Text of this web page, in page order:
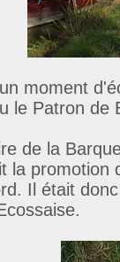
moment
le Patron de
de la
la promotion
Il était